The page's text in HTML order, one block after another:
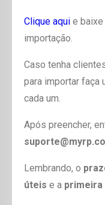
Clique aqui e baixe
importação.
Caso tenha
para importar faça
cada um.
Após preencher,
Lembrando, o
úteis e a primeira